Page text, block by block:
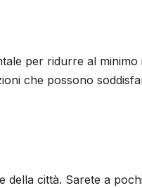
per ridurre al minimo
che possono
della città. Sarete a